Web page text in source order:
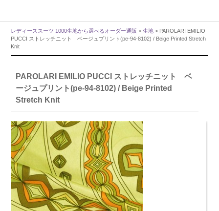
レディーススーツ 1000生地から選べるオーダー通販 >生地 > PAROLARI EMILIO
PUCCI ストレッチニット ベージュプリント(pe-94-8102) / Beige Printed Stretch
Knit
PAROLARI EMILIO PUCCI ストレッチニット ベ
ージュプリント(pe-94-8102) / Beige Printed
Stretch Knit